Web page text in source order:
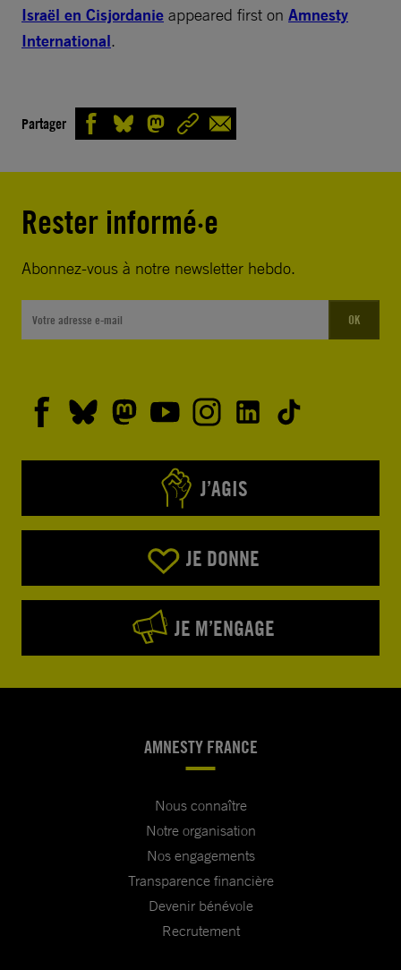
Israël en Cisjordanie appeared first on Amnesty
International.
Partager
Rester informé·e
Abonnez-vous à notre newsletter hebdo.
OK
J’AGIS
JE DONNE
JE M’ENGAGE
AMNESTY FRANCE
Nous connaître
Notre organisation
Nos engagements
Transparence financière
Devenir bénévole
Recrutement